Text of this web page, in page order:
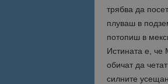
трябва да
плуваш в
потопиш в
Истината е, че
обичат да
силните